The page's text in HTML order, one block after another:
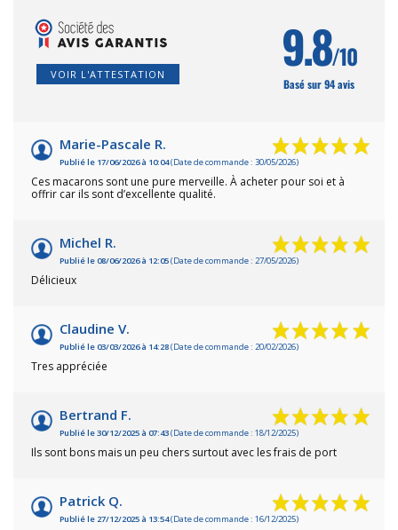
VOIR L'ATTESTATION 9.8/10
Basé sur 94 avis
Marie-Pascale R.
Publié le 17/06/2026 à 10:04(Date de commande : 30/05/2026)
Ces macarons sont une pure merveille. À acheter pour soi et à
offrir car ils sont d’excellente qualité.
Michel R.
Publié le 08/06/2026 à 12:05(Date de commande : 27/05/2026)
Délicieux
Claudine V.
Publié le 03/03/2026 à 14:28(Date de commande : 20/02/2026)
Tres appréciée
Bertrand F.
Publié le 30/12/2025 à 07:43(Date de commande : 18/12/2025)
Ils sont bons mais un peu chers surtout avec les frais de port
Patrick Q.
Publié le 27/12/2025 à 13:54(Date de commande : 16/12/2025)